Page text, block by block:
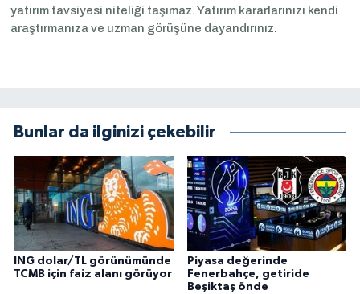
yatırım tavsiyesi niteliği taşımaz. Yatırım kararlarınızı kendi
araştırmanıza ve uzman görüşüne dayandırınız.
Bunlar da ilginizi çekebilir
ING dolar/TL görünümünde
TCMB için faiz alanı görüyor
Piyasa değerinde
Fenerbahçe, getiride
Beşiktaş önde